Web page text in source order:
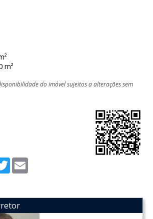
m²
do imóvel sujeitos a alterações sem
Twitter